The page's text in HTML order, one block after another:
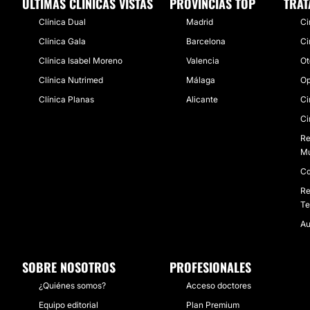
Clínica Dual
Clínica Gala
Clínica Isabel Moreno
Clínica Nutrimed
Clínica Planas
Madrid
Barcelona
Valencia
Málaga
Alicante
SOBRE NOSOTROS
¿Quiénes somos?
Equipo editorial
PROFESIONALES
Acceso doctores
Plan Premium